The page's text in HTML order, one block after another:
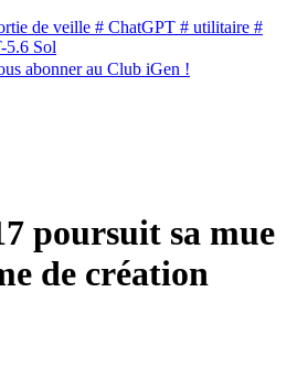
de veille # ChatGPT # utilitaire #
5.6 Sol
abonner au Club iGen !
poursuit sa mue
de création